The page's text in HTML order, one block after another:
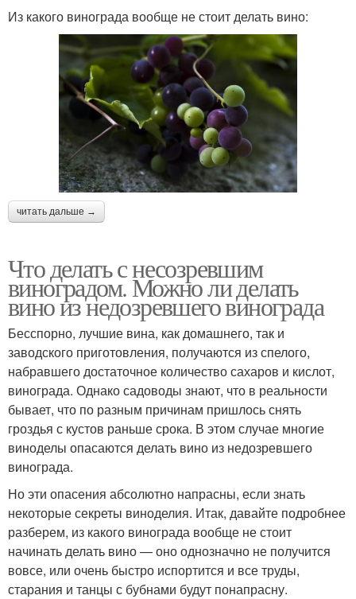
Из какого винограда вообще не стоит делать вино:
читать дальше →
Что делать с несозревшим
виноградом. Можно ли делать
вино из недозревшего винограда
Бесспорно, лучшие вина, как домашнего, так и
заводского приготовления, получаются из спелого,
набравшего достаточное количество сахаров и кислот,
винограда. Однако садоводы знают, что в реальности
бывает, что по разным причинам пришлось снять
гроздья с кустов раньше срока. В этом случае многие
виноделы опасаются делать вино из недозревшего
винограда.
Но эти опасения абсолютно напрасны, если знать
некоторые секреты виноделия. Итак, давайте подробнее
разберем, из какого винограда вообще не стоит
начинать делать вино — оно однозначно не получится
вовсе, или очень быстро испортится и все труды,
старания и танцы с бубнами будут понапрасну.